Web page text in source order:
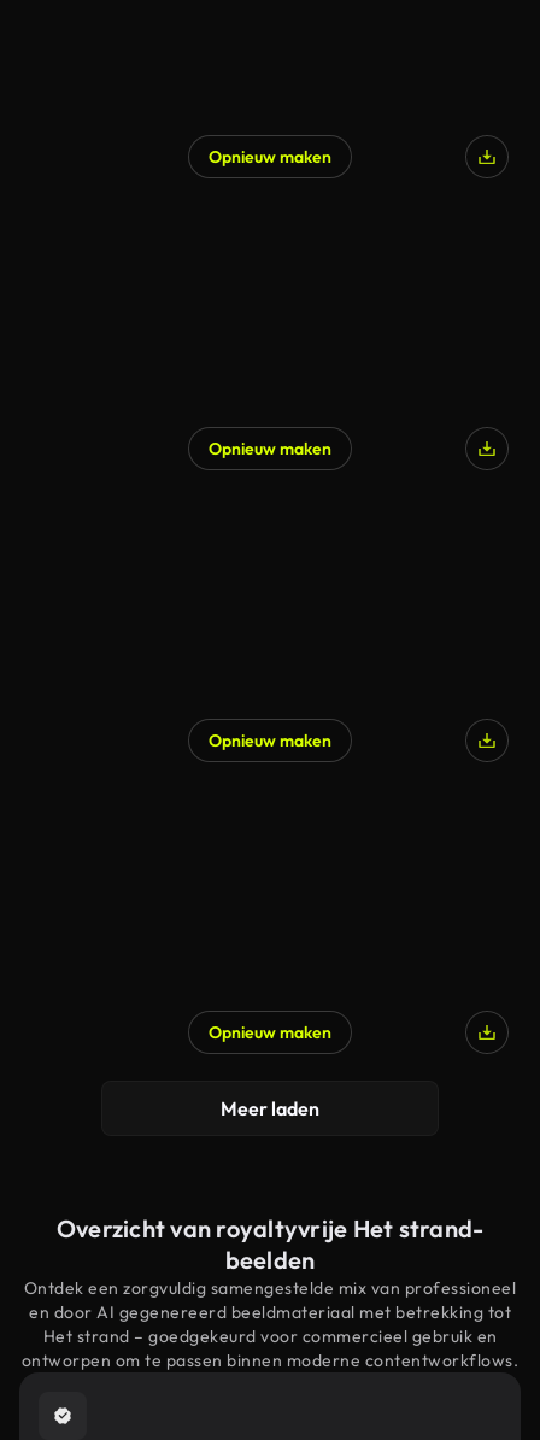
Opnieuw maken
Opnieuw maken
Opnieuw maken
Opnieuw maken
Meer laden
Overzicht van royaltyvrije Het strand-
beelden
Ontdek een zorgvuldig samengestelde mix van professioneel
en door AI gegenereerd beeldmateriaal met betrekking tot
Het strand – goedgekeurd voor commercieel gebruik en
ontworpen om te passen binnen moderne contentworkflows.